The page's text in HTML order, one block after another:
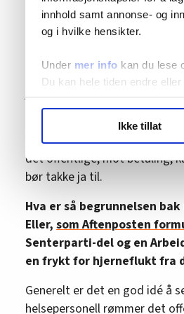
innhold samt annonse- og
og i hvilke hensikter.
Under mer info kan du lese
Du kan hele tiden endre
hvordan våre nettsider blir
annonsering. Disse er
Ikke tillat
Hva vil skje dersom
framover bli møtt med denne
førstegangsfødende er
jeg hadde klart å si nei til
Hvorfor tilbys ikke gravide
Fordi det ikke er medisinsk
det offentlige, mot betaling,
bør takke ja til.
Hva er så begrunnelsen
Eller, som Aftenposten
Senterparti-del og en
en frykt for hjerneflukt fra
Generelt er det en god idé å
helsepersonell rømmer det